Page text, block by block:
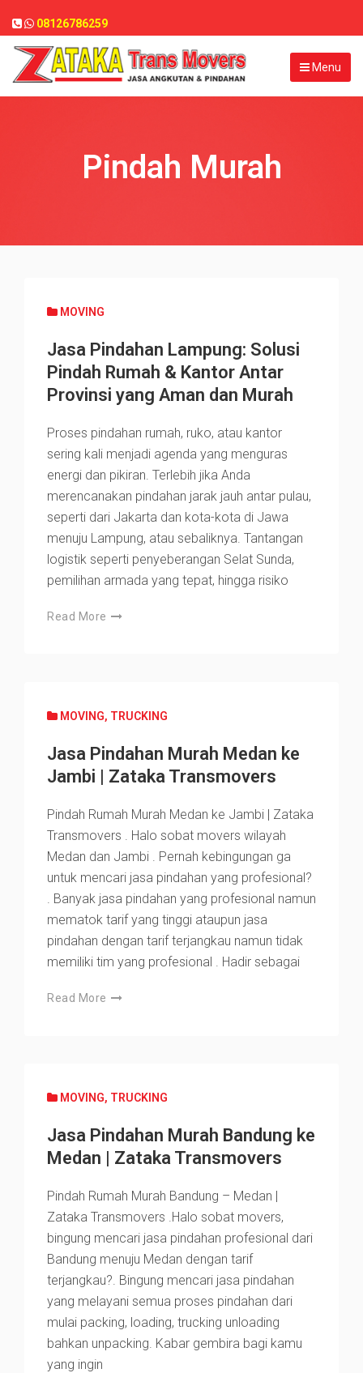
08126786259
Menu
Pindah Murah
MOVING
Jasa Pindahan Lampung: Solusi
Pindah Rumah & Kantor Antar
Provinsi yang Aman dan Murah
Proses pindahan rumah, ruko, atau kantor
sering kali menjadi agenda yang menguras
energi dan pikiran. Terlebih jika Anda
merencanakan pindahan jarak jauh antar pulau,
seperti dari Jakarta dan kota-kota di Jawa
menuju Lampung, atau sebaliknya. Tantangan
logistik seperti penyeberangan Selat Sunda,
pemilihan armada yang tepat, hingga risiko
Read More
MOVING, TRUCKING
Jasa Pindahan Murah Medan ke
Jambi | Zataka Transmovers
Pindah Rumah Murah Medan ke Jambi | Zataka
Transmovers . Halo sobat movers wilayah
Medan dan Jambi . Pernah kebingungan ga
untuk mencari jasa pindahan yang profesional?
. Banyak jasa pindahan yang profesional namun
mematok tarif yang tinggi ataupun jasa
pindahan dengan tarif terjangkau namun tidak
memiliki tim yang profesional . Hadir sebagai
Read More
MOVING, TRUCKING
Jasa Pindahan Murah Bandung ke
Medan | Zataka Transmovers
Pindah Rumah Murah Bandung – Medan |
Zataka Transmovers .Halo sobat movers,
bingung mencari jasa pindahan profesional dari
Bandung menuju Medan dengan tarif
terjangkau?. Bingung mencari jasa pindahan
yang melayani semua proses pindahan dari
mulai packing, loading, trucking unloading
bahkan unpacking. Kabar gembira bagi kamu
yang ingin